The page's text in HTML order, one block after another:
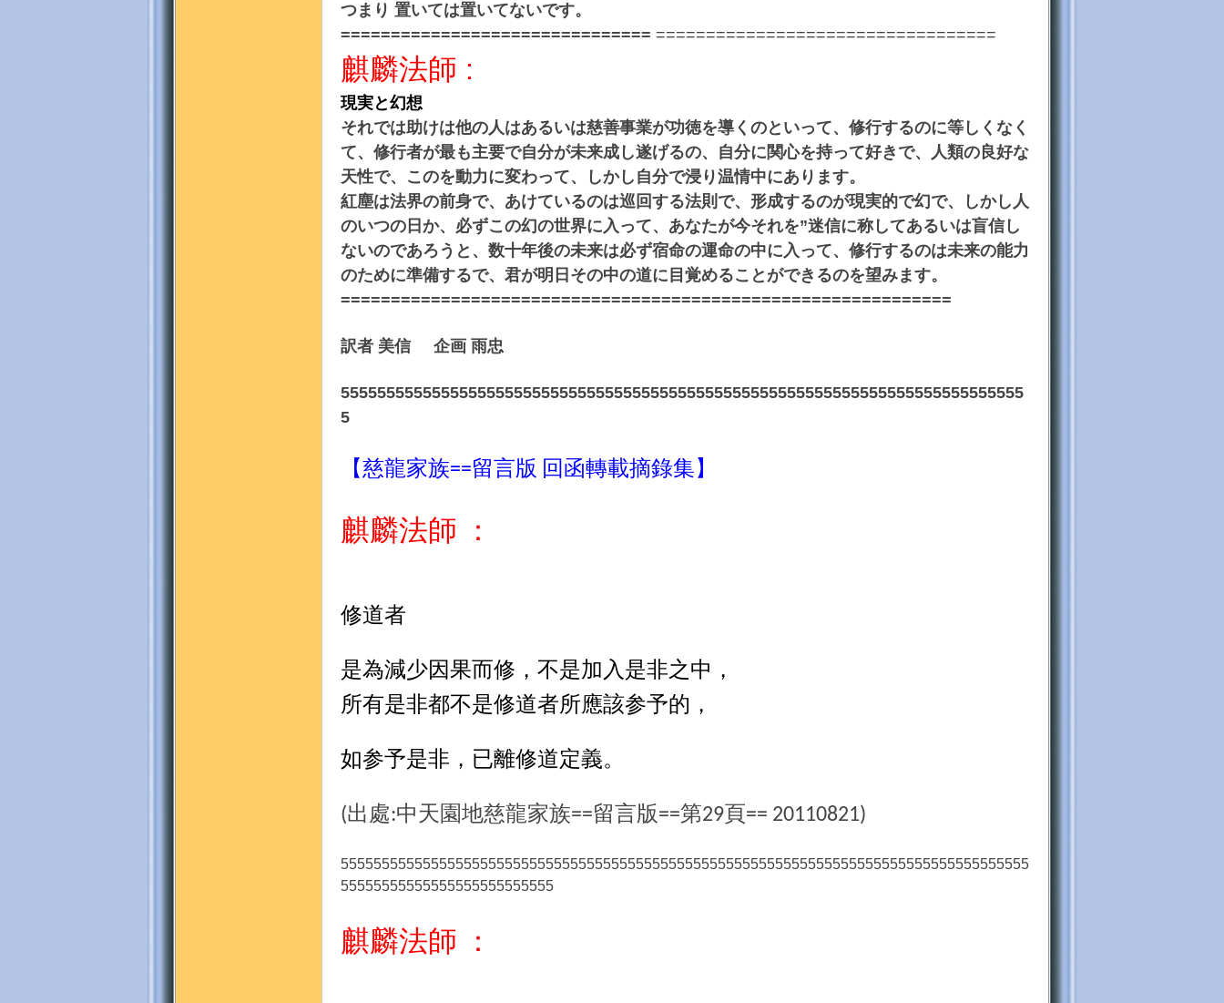
つまり 置いては置いてないです。
=============================== ==================================
麒麟法師 :
現実と幻想
それでは助けは他の人はあるいは慈善事業が功徳を導くのといって、修行するのに等しくなく
て、修行者が最も主要で自分が未来成し遂げるの、自分に関心を持って好きで、人類の良好な
天性で、このを動力に変わって、しかし自分で浸り温情中にあります。
紅塵は法界の前身で、あけているのは巡回する法則で、形成するのが現実的で幻で、しかし人
のいつの日か、必ずこの幻の世界に入って、あなたが今それを”迷信に称してあるいは盲信し
ないのであろうと、数十年後の未来は必ず宿命の運命の中に入って、修行するのは未来の能力
のために準備するで、君が明日その中の道に目覚めることができるのを望みます。
=============================================================
訳者 美信 企画 雨忠
555555555555555555555555555555555555555555555555555555555555555555555555555
5
【慈龍家族==留言版 回函轉載摘錄集】
麒麟法師 ：
修道者
是為減少因果而修 ， 不是加入是非之中 ，
所有是非都不是修道者所應該参予的，
如参予是非，已離修道定義。
(出處:中天園地慈龍家族==留言版==第29頁== 20110821)
555555555555555555555555555555555555555555555555555555555555555555555555555555555555
55555555555555555555555555
麒麟法師 ：